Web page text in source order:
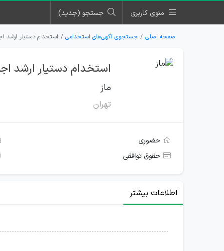
منوی کاربری جستجو (جدید)
صفحه اصلی جستجوی آگهی‌های استخدامی استخدام دستیار ارشد
استخدام دستیار ارشد
ماز
تهران
حضوری
حقوق توافقی
اطلاعات بیشتر